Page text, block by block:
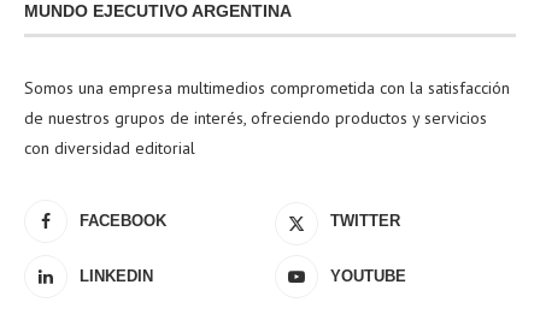
MUNDO EJECUTIVO ARGENTINA
Somos una empresa multimedios comprometida con la satisfacción
de nuestros grupos de interés, ofreciendo productos y servicios
con diversidad editorial
FACEBOOK TWITTER
LINKEDIN YOUTUBE